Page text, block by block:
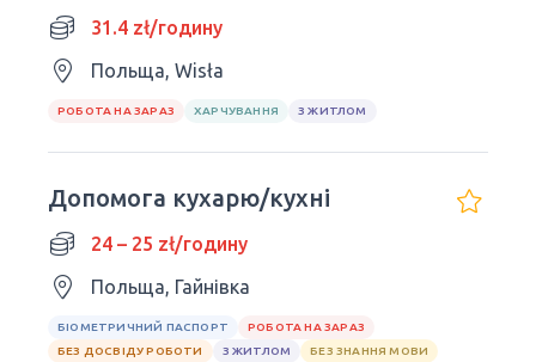
готель у горах
31.4 zł/годину
Польща, Wisła
РОБОТА НА ЗАРАЗ ХАРЧУВАННЯ З ЖИТЛОМ
Допомога кухарю/кухні
24 – 25 zł/годину
Польща, Гайнівка
БІОМЕТРИЧНИЙ ПАСПОРТ
РОБОТА НА ЗАРАЗ
БЕЗ ДОСВІДУ РОБОТИ
З ЖИТЛОМ БЕЗ ЗНАННЯ МОВИ